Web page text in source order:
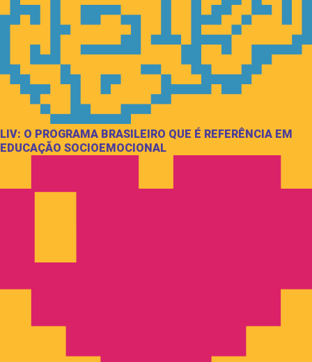
LIV: O PROGRAMA BRASILEIRO QUE É REFERÊNCIA EM
EDUCAÇÃO SOCIOEMOCIONAL